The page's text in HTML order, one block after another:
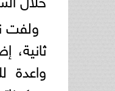
ولفت
ثانية،
واعدة